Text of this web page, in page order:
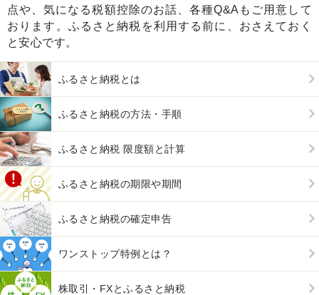
点や、気になる税額控除のお話、各種Q&Aもご用意して
おります。ふるさと納税を利用する前に、おさえておく
と安心です。
ふるさと納税とは
ふるさと納税の方法・手順
ふるさと納税 限度額と計算
ふるさと納税の期限や期間
ふるさと納税の確定申告
ワンストップ特例とは？
株取引・FXとふるさと納税